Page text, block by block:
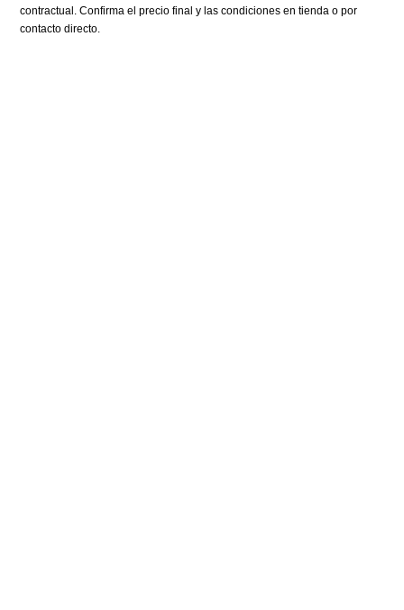
contractual. Confirma el precio final y las condiciones en tienda o por
contacto directo.